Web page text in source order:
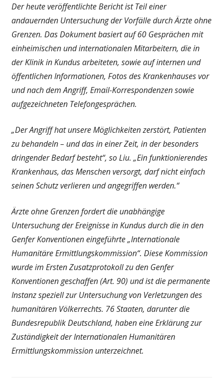
Der heute veröffentlichte Bericht ist Teil einer
andauernden Untersuchung der Vorfälle durch Ärzte ohne
Grenzen. Das Dokument basiert auf 60 Gesprächen mit
einheimischen und internationalen Mitarbeitern, die in
der Klinik in Kundus arbeiteten, sowie auf internen und
öffentlichen Informationen, Fotos des Krankenhauses vor
und nach dem Angriff, Email-Korrespondenzen sowie
aufgezeichneten Telefongesprächen.
„Der Angriff hat unsere Möglichkeiten zerstört, Patienten
zu behandeln – und das in einer Zeit, in der besonders
dringender Bedarf besteht“, so Liu. „Ein funktionierendes
Krankenhaus, das Menschen versorgt, darf nicht einfach
seinen Schutz verlieren und angegriffen werden.“
Ärzte ohne Grenzen fordert die unabhängige
Untersuchung der Ereignisse in Kundus durch die in den
Genfer Konventionen eingeführte „Internationale
Humanitäre Ermittlungskommission“. Diese Kommission
wurde im Ersten Zusatzprotokoll zu den Genfer
Konventionen geschaffen (Art. 90) und ist die permanente
Instanz speziell zur Untersuchung von Verletzungen des
humanitären Völkerrechts. 76 Staaten, darunter die
Bundesrepublik Deutschland, haben eine Erklärung zur
Zuständigkeit der Internationalen Humanitären
Ermittlungskommission unterzeichnet.